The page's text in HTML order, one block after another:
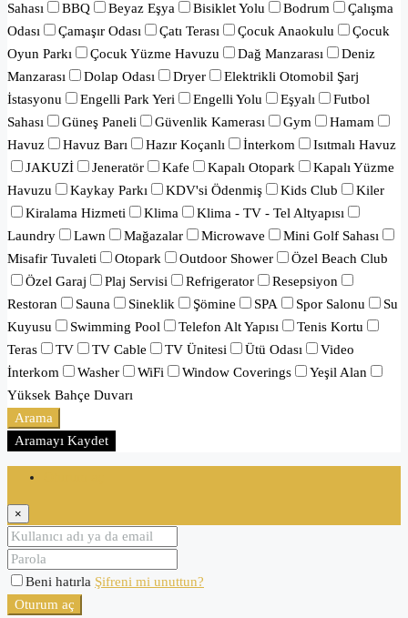
Sahası
BBQ Beyaz Eşya Bisiklet Yolu Bodrum
Çalışma
Odası
Çamaşır Odası Çatı Terası Çocuk Anaokulu
Çocuk
Oyun Parkı
Çocuk Yüzme Havuzu Dağ Manzarası
Deniz
Manzarası
Dolap Odası Dryer
Elektrikli Otomobil Şarj
İstasyonu
Engelli Park Yeri Engelli Yolu Eşyalı
Futbol
Sahası
Güneş Paneli Güvenlik Kamerası Gym
Hamam
Havuz
Havuz Barı Hazır Koçanlı İnterkom
Isıtmalı Havuz
JAKUZİ
Jeneratör Kafe Kapalı Otopark
Kapalı Yüzme
Havuzu
Kaykay Parkı KDV'si Ödenmiş Kids Club
Kiler
Kiralama Hizmeti
Klima
Klima - TV - Tel Altyapısı
Laundry
Lawn Mağazalar Microwave
Mini Golf Sahası
Misafir Tuvaleti
Otopark Outdoor Shower
Özel Beach Club
Özel Garaj
Plaj Servisi Refrigerator
Resepsiyon
Restoran
Sauna Sineklik Şömine SPA Spor Salonu
Su
Kuyusu
Swimming Pool Telefon Alt Yapısı
Tenis Kortu
Teras
TV TV Cable TV Ünitesi Ütü Odası
Video
İnterkom
Washer WiFi Window Coverings
Yeşil Alan
Yüksek Bahçe Duvarı
Arama
Aramayı Kaydet
×
Beni hatırla Şifreni mi unuttun?
Oturum aç